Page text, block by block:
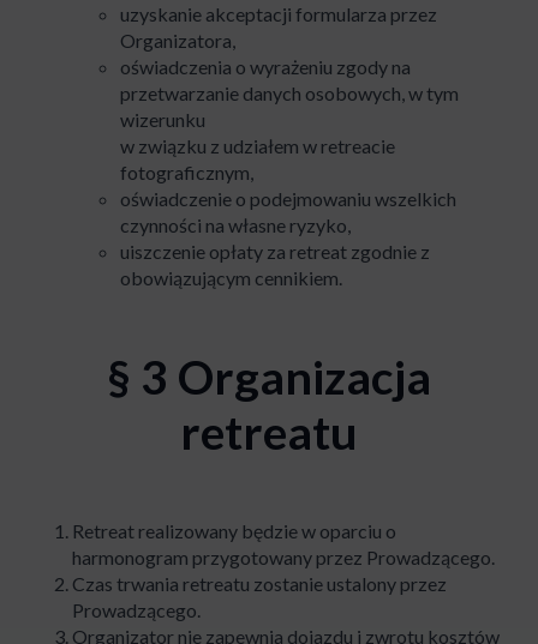
uzyskanie akceptacji formularza przez
Organizatora,
oświadczenia o wyrażeniu zgody na
przetwarzanie danych osobowych, w tym
wizerunku
w związku z udziałem w retreacie
fotograficznym,
oświadczenie o podejmowaniu wszelkich
czynności na własne ryzyko,
uiszczenie opłaty za retreat zgodnie z
obowiązującym cennikiem.
§ 3 Organizacja
retreatu
Retreat realizowany będzie w oparciu o
harmonogram przygotowany przez Prowadzącego.
Czas trwania retreatu zostanie ustalony przez
Prowadzącego.
Organizator nie zapewnia dojazdu i zwrotu kosztów